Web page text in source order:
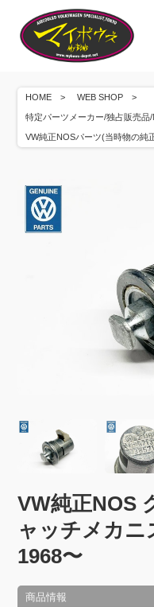
HOME WEB SHOP
特定パーツメーカー/独占販売品
VW純正NOSパーツ(当時物の純
VW純正NOS
ャッチメカニ
1968〜